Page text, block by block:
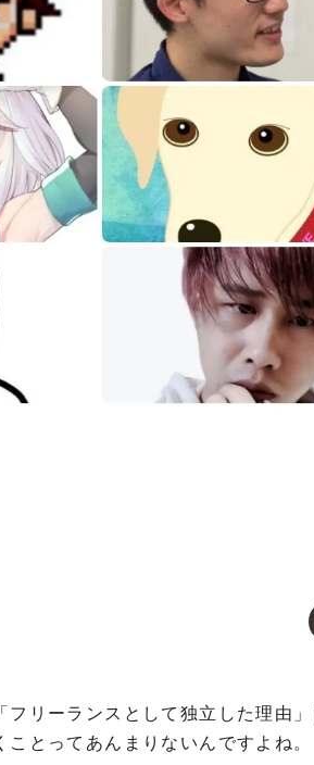
リーランスとして独立した理由」
とってあんまりないんですよね。